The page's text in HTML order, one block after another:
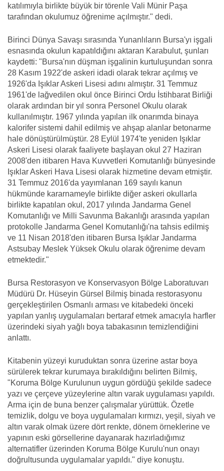
katılımıyla birlikte büyük bir törenle Vali Münir Paşa
tarafından okulumuz öğrenime açılmıştır." dedi.
Birinci Dünya Savaşı sırasında Yunanlıların Bursa'yı işgali
esnasında okulun kapatıldığını aktaran Karabulut, şunları
kaydetti: "Bursa'nın düşman işgalinin kurtuluşundan sonra
28 Kasım 1922'de askeri idadi olarak tekrar açılmış ve
1926'da Işıklar Askeri Lisesi adını almıştır. 31 Temmuz
1961'de lağvedilen okul önce Birinci Ordu İstihbarat Birliği
olarak ardından bir yıl sonra Personel Okulu olarak
kullanılmıştır. 1967 yılında yapılan ilk onarımda binaya
kalorifer sistemi dahil edilmiş ve ahşap alanlar betonarme
hale dönüştürülmüştür. 28 Eylül 1974'te yeniden Işıklar
Askeri Lisesi olarak faaliyete başlayan okul 27 Haziran
2008'den itibaren Hava Kuvvetleri Komutanlığı bünyesinde
Işıklar Askeri Hava Lisesi olarak hizmetine devam etmiştir.
31 Temmuz 2016'da yayımlanan 169 sayılı kanun
hükmünde kararnameyle birlikte diğer askeri okullarla
birlikte kapatılan okul, 2017 yılında Jandarma Genel
Komutanlığı ve Milli Savunma Bakanlığı arasında yapılan
protokolle Jandarma Genel Komutanlığı'na tahsis edilmiş
ve 11 Nisan 2018'den itibaren Bursa Işıklar Jandarma
Astsubay Meslek Yüksek Okulu olarak öğrenime devam
etmektedir."
Bursa Restorasyon ve Konservasyon Bölge Laboratuvarı
Müdürü Dr. Hüseyin Gürsel Bilmiş binada restorasyonu
gerçekleştirilen Osmanlı arması ve kitabedeki önceki
yapılan yanlış uygulamaları bertaraf etmek amacıyla harfler
üzerindeki siyah yağlı boya tabakasının temizlendiğini
anlattı.
Kitabenin yüzeyi kuruduktan sonra üzerine astar boya
sürülerek tekrar kurumaya bırakıldığını belirten Bilmiş,
"Koruma Bölge Kurulunun uygun gördüğü şekilde sadece
yazı ve çerçeve yüzeylerine altın varak uygulaması yapıldı.
Arma için de buna benzer çalışmalar yürüttük. Özetle
temizlik, dolgu ve boya uygulamaları kırmızı, yeşil, siyah ve
altın varak olmak üzere dört renkte, dönem örneklerine ve
yapının eski görsellerine dayanarak hazırladığımız
alternatifler üzerinden Koruma Bölge Kurulu'nun onayı
doğrultusunda uygulamalar yapıldı." diye konuştu.